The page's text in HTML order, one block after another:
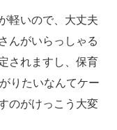
軽いので、大丈夫
んがいらっしゃる
されますし、保育
りたいなんてケー
のがけっこう大変